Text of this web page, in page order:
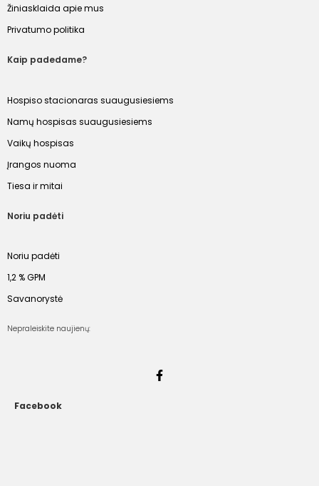
Žiniasklaida apie mus
Privatumo politika
Kaip padedame?
Hospiso stacionaras suaugusiesiems
Namų hospisas suaugusiesiems
Vaikų hospisas
Įrangos nuoma
Tiesa ir mitai
Noriu padėti
Noriu padėti
1,2 % GPM
Savanorystė
Nepraleiskite naujienų:
Facebook